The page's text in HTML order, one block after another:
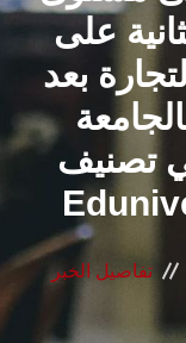
البحث العلمي
الرعاية الصحية
المراكز والوحدات
الأنظمة الذكية
على
بعد
تصنيف
تفاصيل الخبر